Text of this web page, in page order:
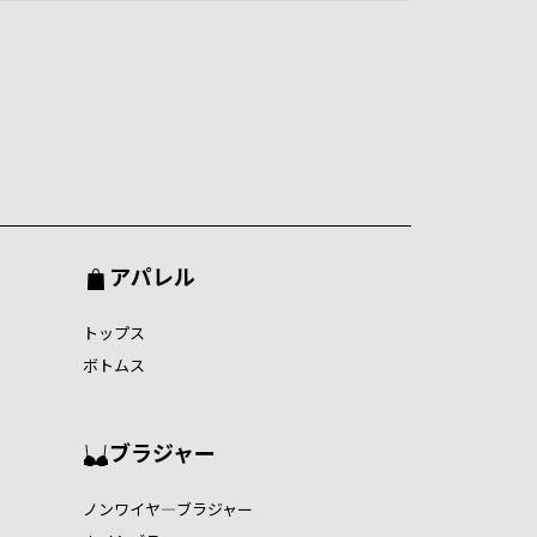
アパレル
トップス
ボトムス
ブラジャー
ノンワイヤ―ブラジャー